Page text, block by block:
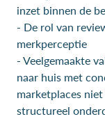
inzet binnen de
- De rol van
merkperceptie
- Veelgemaakte
naar huis met
marketplaces
structureel